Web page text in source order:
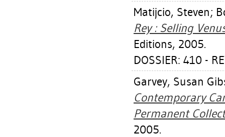
Matijcio, Steven;
Rey : Selling
Editions, 2005.
DOSSIER: 410 -
Garvey, Susan
Contemporary
Permanent
2005.